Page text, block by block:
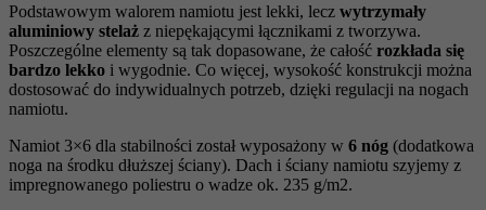
Podstawowym walorem namiotu jest lekki, lecz wytrzymały
aluminiowy stelaż z niepękającymi łącznikami z tworzywa.
Poszczególne elementy są tak dopasowane, że całość rozkłada się
bardzo lekko i wygodnie. Co więcej, wysokość konstrukcji można
dostosować do indywidualnych potrzeb, dzięki regulacji na nogach
namiotu.
Namiot 3×6 dla stabilności został wyposażony w 6 nóg (dodatkowa
noga na środku dłuższej ściany). Dach i ściany namiotu szyjemy z
impregnowanego poliestru o wadze ok. 235 g/m2.